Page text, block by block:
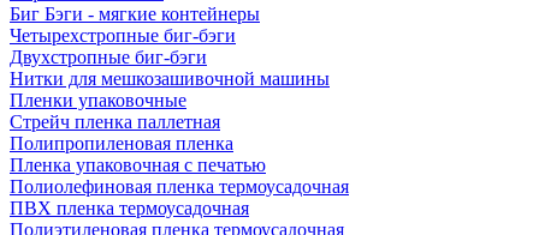
Биг Бэги - мягкие контейнеры
Четырехстропные биг-бэги
Двухстропные биг-бэги
Нитки для мешкозашивочной машины
Пленки упаковочные
Стрейч пленка паллетная
Полипропиленовая пленка
Пленка упаковочная с печатью
Полиолефиновая пленка термоусадочная
ПВХ пленка термоусадочная
Полиэтиленовая пленка термоусадочная